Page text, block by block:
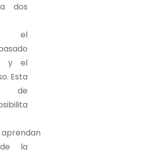
dos
el
y el
Esta
de
la